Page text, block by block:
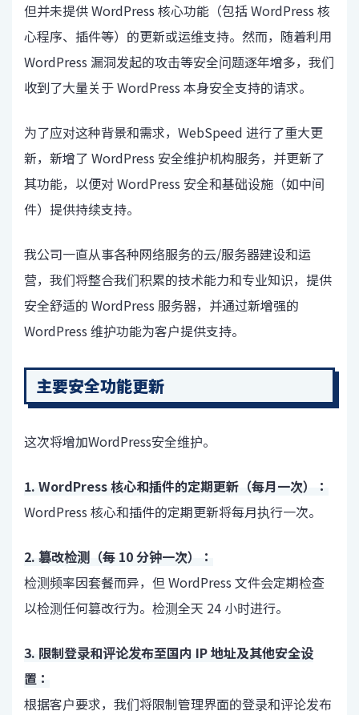
但并未提供 WordPress 核心功能（包括 WordPress 核
心程序、插件等）的更新或运维支持。然而，随着利用
WordPress 漏洞发起的攻击等安全问题逐年增多，我们
收到了大量关于 WordPress 本身安全支持的请求。
为了应对这种背景和需求，WebSpeed 进行了重大更
新，新增了 WordPress 安全维护机构服务，并更新了
其功能，以便对 WordPress 安全和基础设施（如中间
件）提供持续支持。
我公司一直从事各种网络服务的云/服务器建设和运
营，我们将整合我们积累的技术能力和专业知识，提供
安全舒适的 WordPress 服务器，并通过新增强的
WordPress 维护功能为客户提供支持。
主要安全功能更新
这次将增加WordPress安全维护。
1. WordPress 核心和插件的定期更新（每月一次）：
WordPress 核心和插件的定期更新将每月执行一次。
2. 篡改检测（每 10 分钟一次）：
检测频率因套餐而异，但 WordPress 文件会定期检查
以检测任何篡改行为。检测全天 24 小时进行。
3. 限制登录和评论发布至国内 IP 地址及其他安全设
置：
根据客户要求，我们将限制管理界面的登录和评论发布